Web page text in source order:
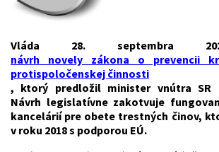
Vláda 28. septembra
návrh novely zákona o prevencii
protispoločenskej činnosti
, ktorý predložil minister vnútra SR
Návrh legislatívne zakotvuje
kancelárií pre obete trestných činov,
v roku 2018 s podporou EÚ.